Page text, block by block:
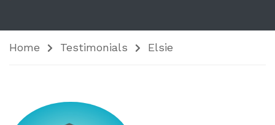
Home Testimonials Elsie